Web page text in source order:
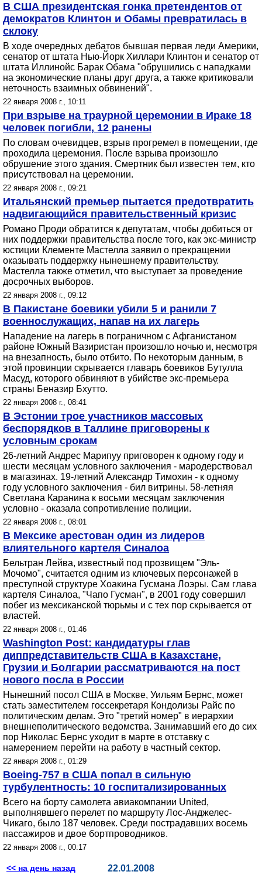
В США президентская гонка претендентов от
демократов Клинтон и Обамы превратилась в
склоку
В ходе очередных дебатов бывшая первая леди Америки,
сенатор от штата Нью-Йорк Хиллари Клинтон и сенатор от
штата Иллинойс Барак Обама "обрушились с нападками
на экономические планы друг друга, а также критиковали
неточность взаимных обвинений".
22 января 2008 г., 10:11
При взрыве на траурной церемонии в Ираке 18
человек погибли, 12 ранены
По словам очевидцев, взрыв прогремел в помещении, где
проходила церемония. После взрыва произошло
обрушение этого здания. Смертник был известен тем, кто
присутствовал на церемонии.
22 января 2008 г., 09:21
Итальянский премьер пытается предотвратить
надвигающийся правительственный кризис
Романо Проди обратится к депутатам, чтобы добиться от
них поддержки правительства после того, как экс-министр
юстиции Клементе Мастелла заявил о прекращении
оказывать поддержку нынешнему правительству.
Мастелла также отметил, что выступает за проведение
досрочных выборов.
22 января 2008 г., 09:12
В Пакистане боевики убили 5 и ранили 7
военнослужащих, напав на их лагерь
Нападение на лагерь в пограничном с Афганистаном
районе Южный Вазиристан произошло ночью и, несмотря
на внезапность, было отбито. По некоторым данным, в
этой провинции скрывается главарь боевиков Бутулла
Масуд, которого обвиняют в убийстве экс-премьера
страны Беназир Бхутто.
22 января 2008 г., 08:41
В Эстонии трое участников массовых
беспорядков в Таллине приговорены к
условным срокам
26-летний Андрес Марипуу приговорен к одному году и
шести месяцам условного заключения - мародерствовал
в магазинах. 19-летний Александр Тимохин - к одному
году условного заключения - бил витрины. 58-летняя
Светлана Каранина к восьми месяцам заключения
условно - оказала сопротивление полиции.
22 января 2008 г., 08:01
В Мексике арестован один из лидеров
влиятельного картеля Синалоа
Бельтран Лейва, известный под прозвищем "Эль-
Мочомо", считается одним из ключевых персонажей в
преступной структуре Хоакина Гусмана Лоэры. Сам глава
картеля Синалоа, "Чапо Гусман", в 2001 году совершил
побег из мексиканской тюрьмы и с тех пор скрывается от
властей.
22 января 2008 г., 01:46
Washington Post: кандидатуры глав
диппредставительств США в Казахстане,
Грузии и Болгарии рассматриваются на пост
нового посла в России
Нынешний посол США в Москве, Уильям Бернс, может
стать заместителем госсекретаря Кондолизы Райс по
политическим делам. Это "третий номер" в иерархии
внешнеполитического ведомства. Занимавший его до сих
пор Николас Бернс уходит в марте в отставку с
намерением перейти на работу в частный сектор.
22 января 2008 г., 01:29
Boeing-757 в США попал в сильную
турбулентность: 10 госпитализированных
Всего на борту самолета авиакомпании United,
выполнявшего перелет по маршруту Лос-Анджелес-
Чикаго, было 187 человек. Среди пострадавших восемь
пассажиров и двое бортпроводников.
22 января 2008 г., 00:17
<< на день назад 22.01.2008